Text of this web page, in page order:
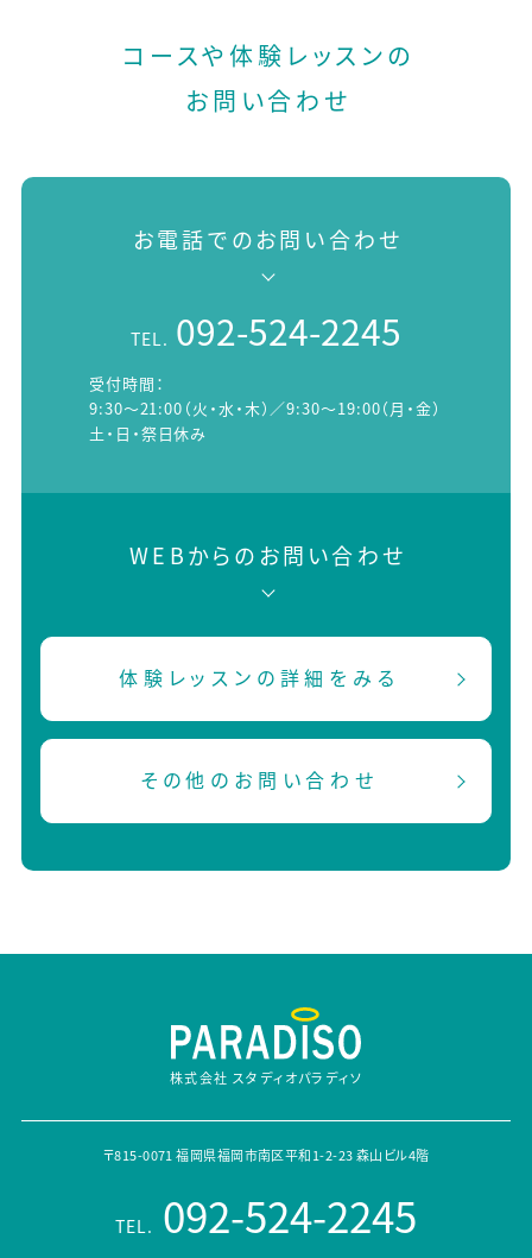
コースや体験レッスンの
お問い合わせ
お電話でのお問い合わせ
TEL. 092-524-2245
受付時間：
9:30～21:00（火・水・木）／9:30～19:00（月・金）
土・日・祭日休み
WEBからのお問い合わせ
体験レッスンの詳細をみる
その他のお問い合わせ
株式会社 スタディオパラディソ
〒815-0071 福岡県福岡市南区平和1-2-23 森山ビル4階
TEL. 092-524-2245